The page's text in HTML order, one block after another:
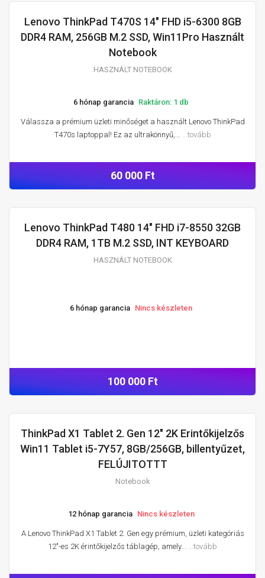
Lenovo ThinkPad T470S 14" FHD i5-6300 8GB
DDR4 RAM, 256GB M.2 SSD, Win11Pro Használt
Notebook
HASZNÁLT NOTEBOOK
6 hónap garancia Raktáron: 1 db
Válassza a prémium üzleti minőséget a használt Lenovo ThinkPad
T470s laptoppal! Ez az ultrakönnyű,... ...tovább
60 000 Ft
Lenovo ThinkPad T480 14" FHD i7-8550 32GB
DDR4 RAM, 1TB M.2 SSD, INT KEYBOARD
HASZNÁLT NOTEBOOK
6 hónap garancia Nincs készleten
100 000 Ft
NOTEBOOK
ThinkPad X1 Tablet 2. Gen 12" 2K Erintőkijelzős
Win11 Tablet i5-7Y57, 8GB/256GB, billentyűzet,
FELÚJITOTTT
Notebook
12 hónap garancia Nincs készleten
A Lenovo ThinkPad X1 Tablet 2. Gen egy prémium, üzleti kategóriás
12″-es 2K érintőkijelzős táblagép, amely... ...tovább